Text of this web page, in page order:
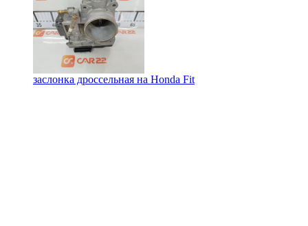
заслонка дроссельная на Honda Fit